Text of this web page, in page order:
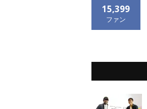
15,399
ファン